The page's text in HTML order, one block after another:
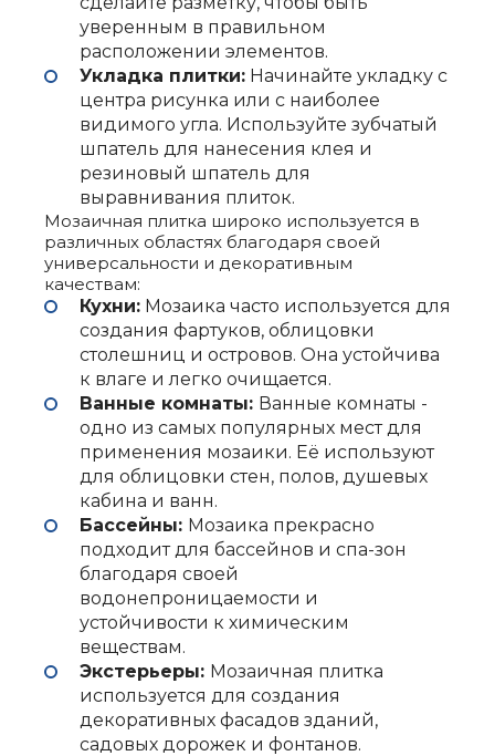
уверенным в правильном
расположении элементов.
Укладка плитки: Начинайте укладку с
центра рисунка или с наиболее
видимого угла. Используйте зубчатый
шпатель для нанесения клея и
резиновый шпатель для
выравнивания плиток.
Мозаичная плитка широко используется в
различных областях благодаря своей
универсальности и декоративным
качествам:
Кухни: Мозаика часто используется для
создания фартуков, облицовки
столешниц и островов. Она устойчива
к влаге и легко очищается.
Ванные комнаты: Ванные комнаты -
одно из самых популярных мест для
применения мозаики. Её используют
для облицовки стен, полов, душевых
кабина и ванн.
Бассейны: Мозаика прекрасно
подходит для бассейнов и спа-зон
благодаря своей
водонепроницаемости и
устойчивости к химическим
веществам.
Экстерьеры: Мозаичная плитка
используется для создания
декоративных фасадов зданий,
садовых дорожек и фонтанов.